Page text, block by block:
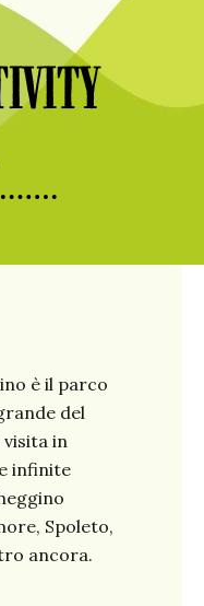
è il parco
del
in
infinite
Spoleto,
ancora.